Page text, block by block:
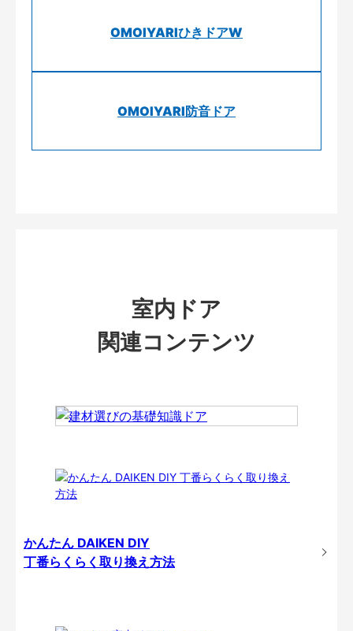
OMOIYARIひきドアW
OMOIYARI防音ドア
室内ドア
関連コンテンツ
かんたん DAIKEN DIY
丁番らくらく取り換え方法